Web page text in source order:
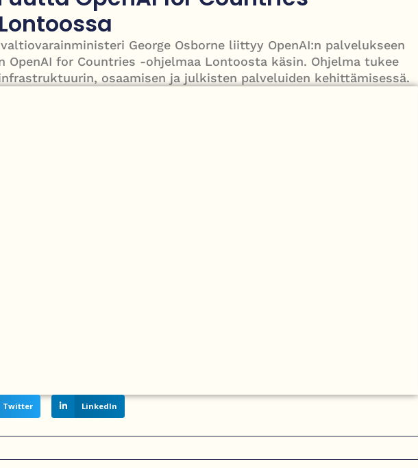
– paikoin jopa 28 astetta, mutta sateet jatkuvat osalle maata
George Osborne liittyy OpenAI:n palvelukseen
OpenAI for Countries -ohjelmaa Lontoosta käsin. Ohjelma tukee
osaamisen ja julkisten palveluiden kehittämisessä.
Twitter LinkedIn